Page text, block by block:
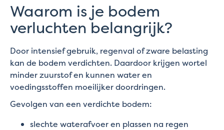
Waarom is je bodem
verluchten belangrijk?
Door intensief gebruik, regenval of zware belasting
kan de bodem verdichten. Daardoor krijgen wortel
minder zuurstof en kunnen water en
voedingsstoffen moeilijker doordringen.
Gevolgen van een verdichte bodem:
slechte waterafvoer en plassen na regen